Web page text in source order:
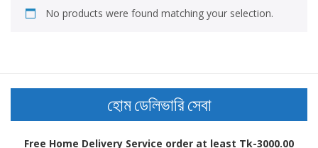
৳ 1,100.00.
is:
No products were found matching your selection.
হোম ডেলিভারি সেবা
Free Home Delivery Service order at least Tk-3000.00